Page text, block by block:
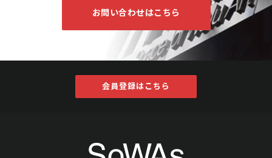
王師子 墨松
JPY 30,000 - 80,000
お問い合わせはこちら
会員登録はこちら